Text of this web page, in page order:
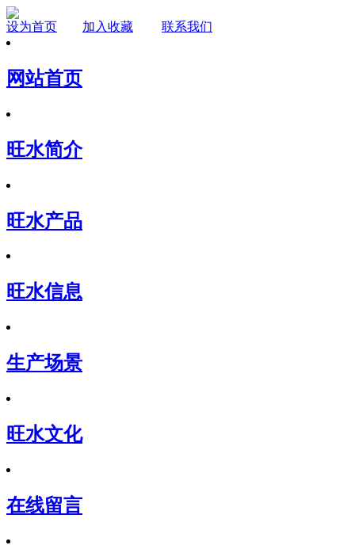
设为首页 加入收藏 联系我们
网站首页
旺水简介
旺水产品
旺水信息
生产场景
旺水文化
在线留言